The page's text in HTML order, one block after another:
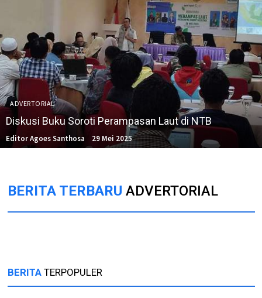
ADVERTORIAL
Diskusi Buku Soroti Perampasan Laut di NTB
Editor Agoes Santhosa 29 Mei 2025
BERITA TERBARU ADVERTORIAL
BERITA TERPOPULER